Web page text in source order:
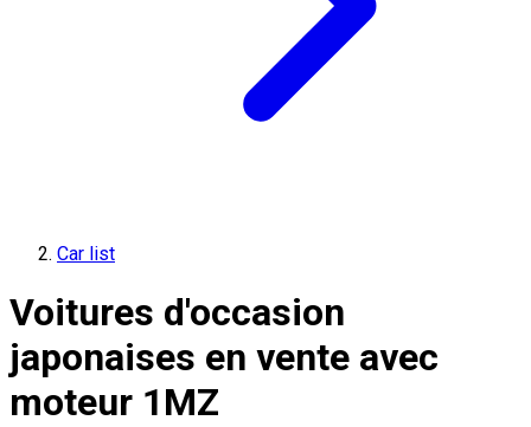
Car list
Voitures d'occasion
japonaises en vente avec
moteur 1MZ